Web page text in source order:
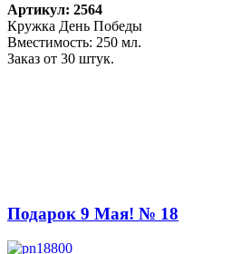
Артикул: 2564
Кружка День Победы
Вместимость: 250 мл.
Заказ от 30 штук.
Подарок 9 Мая! № 18